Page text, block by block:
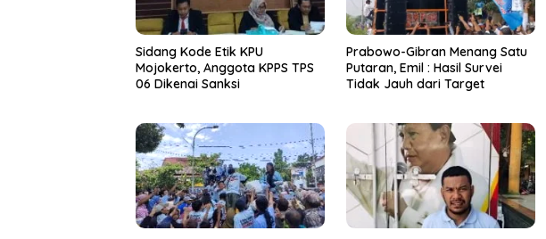
Sidang Kode Etik KPU
Mojokerto, Anggota KPPS TPS
06 Dikenai Sanksi
Prabowo-Gibran Menang Satu
Putaran, Emil : Hasil Survei
Tidak Jauh dari Target